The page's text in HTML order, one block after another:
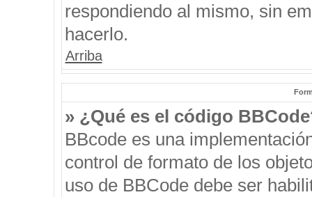
respondiendo al mismo, sin
hacerlo.
Arriba
» ¿Qué es el código
BBcode es una
control de formato de los
uso de BBCode debe ser